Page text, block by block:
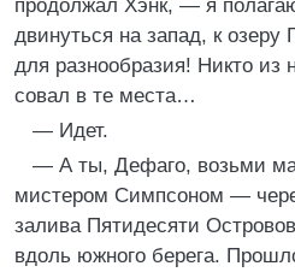
продолжал Хэнк, — я
двинуться на запад, к
для разнообразия! Никто из
совал в те места…
— Идет.
— А ты, Дефаго, возьми
мистером Симпсоном —
залива Пятидесяти
вдоль южного берега.